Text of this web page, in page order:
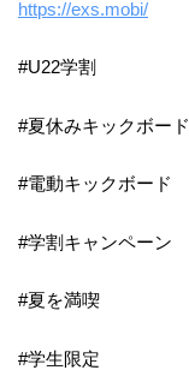
https://exs.mobi/
#U22学割
#夏休みキックボード
#電動キックボード
#学割キャンペーン
#夏を満喫
#学生限定